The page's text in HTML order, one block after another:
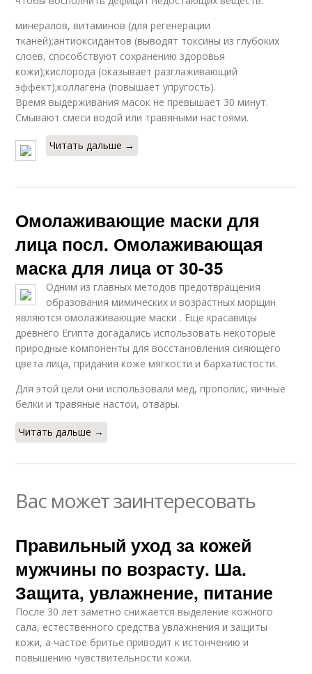
минералов, витаминов (для регенерации
тканей);антиоксидантов (выводят токсины из глубоких
слоев, способствуют сохранению здоровья
кожи);кислорода (оказывает разглаживающий
эффект);коллагена (повышает упругость).
Время выдерживания масок не превышает 30 минут.
Смывают смеси водой или травяными настоями.
Читать дальше →
Омолаживающие маски для
лица посл. Омолаживающая
маска для лица от 30-35
Одним из главных методов предотвращения
образования мимических и возрастных морщин
являются омолаживающие маски . Еще красавицы
древнего Египта догадались использовать некоторые
природные компоненты для восстановления сияющего
цвета лица, придания коже мягкости и бархатистости.
Для этой цели они использовали мед, прополис, яичные
белки и травяные настои, отвары.
Читать дальше →
Вас может заинтересовать
Правильный уход за кожей
мужчины по возрасту. Ша.
Защита, увлажнение, питание
После 30 лет заметно снижается выделение кожного
сала, естественного средства увлажнения и защиты
кожи, а частое бритье приводит к истончению и
повышению чувствительности кожи.